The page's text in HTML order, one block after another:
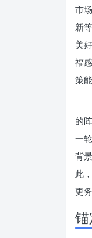
市
新
美
福
策
的
一
背
此
更